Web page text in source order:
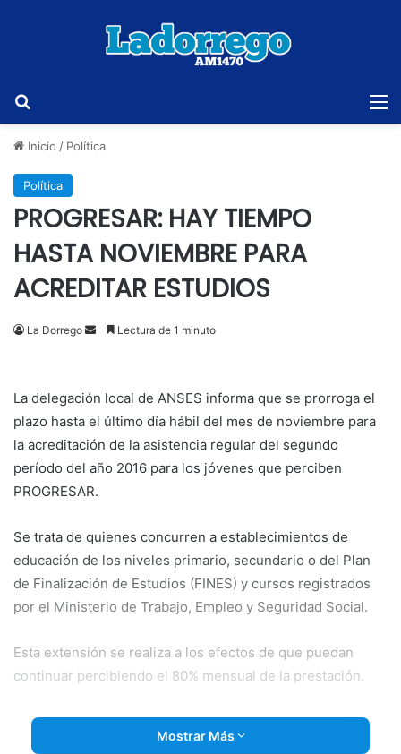
Inicio / Política
Política
PROGRESAR: HAY TIEMPO
HASTA NOVIEMBRE PARA
ACREDITAR ESTUDIOS
La Dorrego
SendLectura de 1 minuto
La delegación local de ANSES informa que se prorroga el
plazo hasta el último día hábil del mes de noviembre para
la acreditación de la asistencia regular del segundo
período del año 2016 para los jóvenes que perciben
PROGRESAR.
Se trata de quienes concurren a establecimientos de
educación de los niveles primario, secundario o del Plan
de Finalización de Estudios (FINES) y cursos registrados
por el Ministerio de Trabajo, Empleo y Seguridad Social.
Esta extensión se realiza a los efectos de que puedan
continuar percibiendo el 80% mensual de la prestación.
Cabe recordar que no tendrán derecho a percibir el 20%
complementario, abonado ya a quienes presentaron la
Mostrar Más